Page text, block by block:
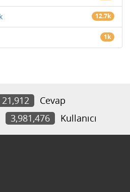
12.7k
1k
21,912
Cevap
3,981,476 Kullanıcı